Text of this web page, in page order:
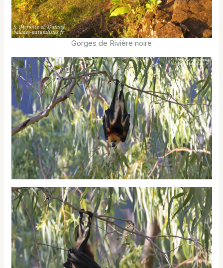
Gorges de Rivière noire